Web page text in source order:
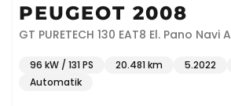
PEUGEOT 2008
GT PURETECH 130 EAT8 El. Pano Navi
96 kW / 131 PS 20.481 km 5.2022
Automatik